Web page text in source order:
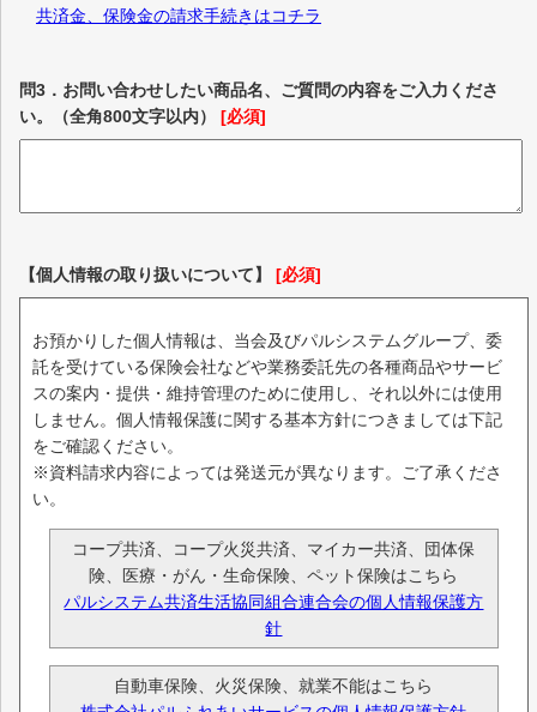
共済金、保険金の請求手続きはコチラ
問3．お問い合わせしたい商品名、ご質問の内容をご入力くださ
い。（全角800文字以内） [必須]
【個人情報の取り扱いについて】 [必須]
お預かりした個人情報は、当会及びパルシステムグループ、委
託を受けている保険会社などや業務委託先の各種商品やサービ
スの案内・提供・維持管理のために使用し、それ以外には使用
しません。個人情報保護に関する基本方針につきましては下記
をご確認ください。
※資料請求内容によっては発送元が異なります。ご了承くださ
い。
コープ共済、コープ火災共済、マイカー共済、団体保
険、医療・がん・生命保険、ペット保険はこちら
パルシステム共済生活協同組合連合会の個人情報保護方
針
自動車保険、火災保険、就業不能はこちら